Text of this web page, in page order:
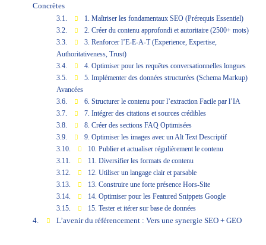
Concrètes
1. Maîtriser les fondamentaux SEO (Prérequis Essentiel)
2. Créer du contenu approfondi et autoritaire (2500+ mots)
3. Renforcer l’E-E-A-T (Experience, Expertise,
Authoritativeness, Trust)
4. Optimiser pour les requêtes conversationnelles longues
5. Implémenter des données structurées (Schema Markup)
Avancées
6. Structurer le contenu pour l’extraction Facile par l’IA
7. Intégrer des citations et sources crédibles
8. Créer des sections FAQ Optimisées
9. Optimiser les images avec un Alt Text Descriptif
10. Publier et actualiser régulièrement le contenu
11. Diversifier les formats de contenu
12. Utiliser un langage clair et parsable
13. Construire une forte présence Hors-Site
14. Optimiser pour les Featured Snippets Google
15. Tester et itérer sur base de données
L’avenir du référencement : Vers une synergie SEO + GEO